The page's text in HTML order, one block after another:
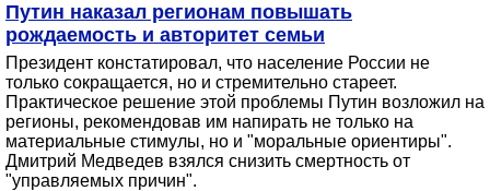
Путин наказал регионам повышать
рождаемость и авторитет семьи
Президент констатировал, что население России не
только сокращается, но и стремительно стареет.
Практическое решение этой проблемы Путин возложил на
регионы, рекомендовав им напирать не только на
материальные стимулы, но и "моральные ориентиры".
Дмитрий Медведев взялся снизить смертность от
"управляемых причин".